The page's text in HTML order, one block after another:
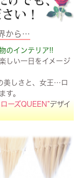
から…
のインテリア!!
しい一日をイメージ
美しさと、女王…ロ
す。
ーズQUEEN”デザイ